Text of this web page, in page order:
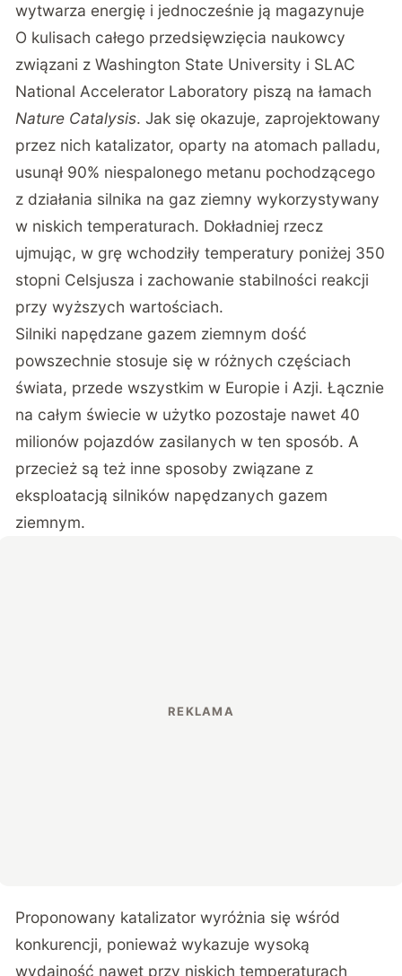
wytwarza energię i jednocześnie ją magazynuje
O kulisach całego przedsięwzięcia naukowcy
związani z Washington State University i SLAC
National Accelerator Laboratory piszą na łamach
Nature Catalysis. Jak się okazuje, zaprojektowany
przez nich katalizator, oparty na atomach palladu,
usunął 90% niespalonego metanu pochodzącego
z działania silnika na gaz ziemny wykorzystywany
w niskich temperaturach. Dokładniej rzecz
ujmując, w grę wchodziły temperatury poniżej 350
stopni Celsjusza i zachowanie stabilności reakcji
przy wyższych wartościach.
Silniki napędzane gazem ziemnym dość
powszechnie stosuje się w różnych częściach
świata, przede wszystkim w Europie i Azji. Łącznie
na całym świecie w użytko pozostaje nawet 40
milionów pojazdów zasilanych w ten sposób. A
przecież są też inne sposoby związane z
eksploatacją silników napędzanych gazem
ziemnym.
Proponowany katalizator wyróżnia się wśród
konkurencji, ponieważ wykazuje wysoką
wydajność nawet przy niskich temperaturach